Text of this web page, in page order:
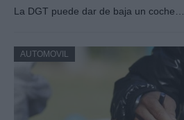
La DGT puede dar de baja un coche…
AUTOMOVIL